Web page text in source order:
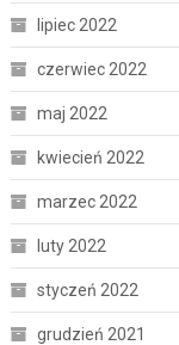
lipiec 2022
czerwiec 2022
maj 2022
kwiecień 2022
marzec 2022
luty 2022
styczeń 2022
grudzień 2021